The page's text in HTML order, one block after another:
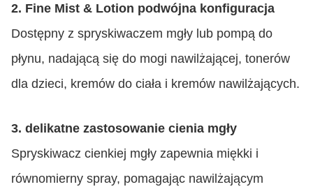
2. Fine Mist & Lotion podwójna konfiguracja
Dostępny z spryskiwaczem mgły lub pompą do
płynu, nadającą się do mogi nawilżającej, tonerów
dla dzieci, kremów do ciała i kremów nawilżających.
3. delikatne zastosowanie cienia mgły
Spryskiwacz cienkiej mgły zapewnia miękki i
równomierny spray, pomagając nawilżającym